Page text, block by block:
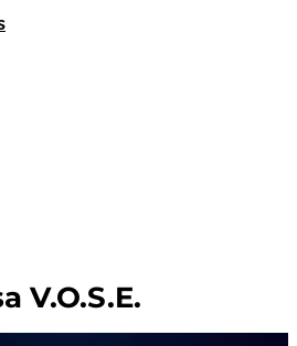
V.O.S.E.